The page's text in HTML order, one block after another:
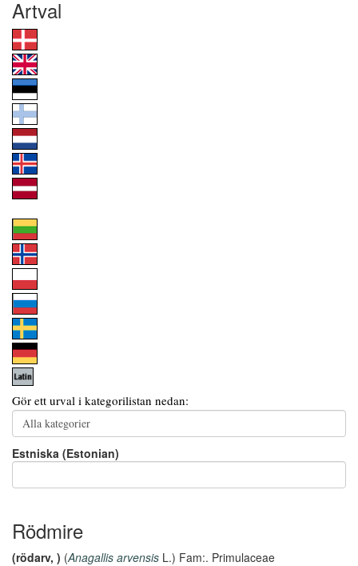
Artval
Gör ett urval i kategorilistan nedan:
Estniska (Estonian)
Rödmire
(rödarv, ) (Anagallis arvensis L.) Fam:. Primulaceae